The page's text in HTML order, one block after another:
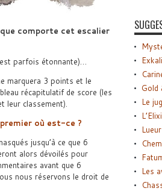
que comporte cet escalier
parfois étonnante)…
marquera 3 points et le
récapitulatif de score (les
leur classement).
premier où est-ce ?
jusqu’à ce que 6
alors dévoilés pour
avant que 6
nous réservons le droit de
Gold
Le
Lueur
Les